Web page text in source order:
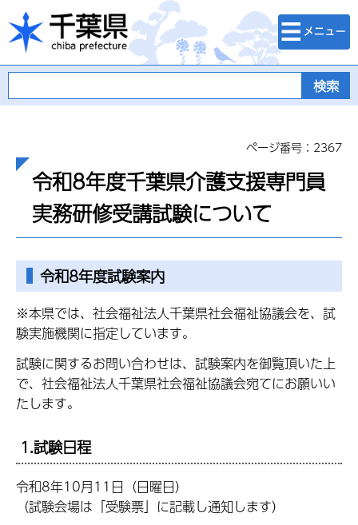
千葉県
検索・メニュ
ー
ページ番号：2367
令和8年度千葉県介護支援専門員
実務研修受講試験について
令和8年度試験案内
※本県では、社会福祉法人千葉県社会福祉協議会を、試
験実施機関に指定しています。
試験に関するお問い合わせは、試験案内を御覧頂いた上
で、社会福祉法人千葉県社会福祉協議会宛てにお願いい
たします。
1.試験日程
令和8年10月11日（日曜日）
（試験会場は「受験票」に記載し通知します）